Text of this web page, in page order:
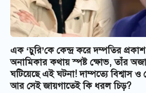
এক ‘চুরি’কে কেন্দ্র করে দম্পতির
অনামিকার কথায় স্পষ্ট ক্ষোভ, তাঁর
ঘটিয়েছে এই ঘটনা! দাম্পত্যে
আর সেই জায়গাতেই কি ধরল চিড়?